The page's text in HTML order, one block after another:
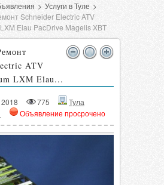
> Услуги в Туле >
Schneider Electric ATV
Elau PacDrive Magelis XBT
ATV
LXM Elau...
775
Тула
Объявление просрочено